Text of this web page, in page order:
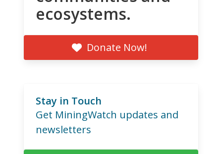
ecosystems.
Donate Now!
Stay in Touch
Get MiningWatch updates and
newsletters